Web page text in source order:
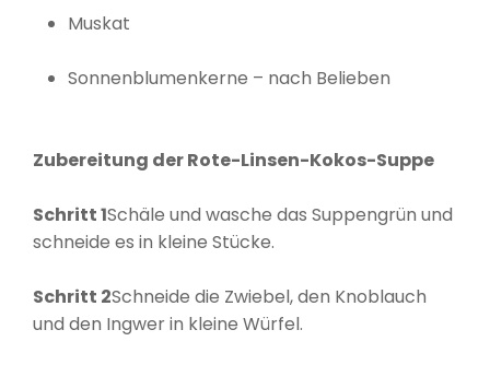
Muskat
Sonnenblumenkerne – nach Belieben
Zubereitung der Rote-Linsen-Kokos-Suppe
Schritt 1Schäle und wasche das Suppengrün und
schneide es in kleine Stücke.
Schritt 2Schneide die Zwiebel, den Knoblauch
und den Ingwer in kleine Würfel.